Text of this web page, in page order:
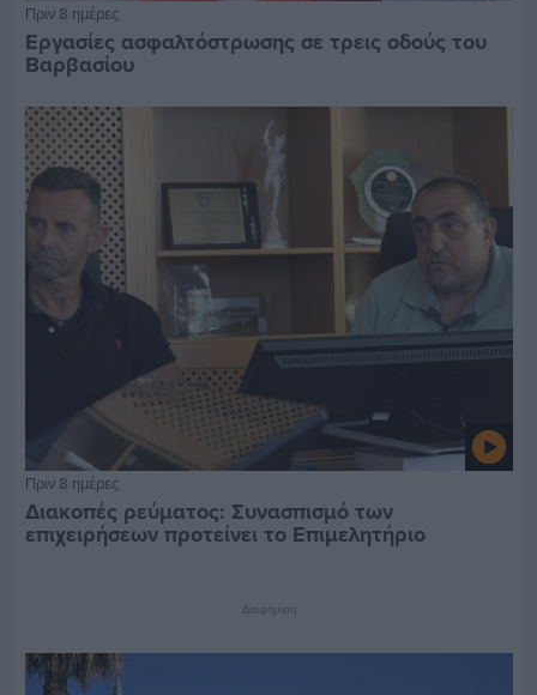
Πριν 8 ημέρες
Εργασίες ασφαλτόστρωσης σε τρεις οδούς του
Βαρβασίου
Πριν 8 ημέρες
Διακοπές ρεύματος: Συνασπισμό των
επιχειρήσεων προτείνει το Επιμελητήριο
Διαφήμιση